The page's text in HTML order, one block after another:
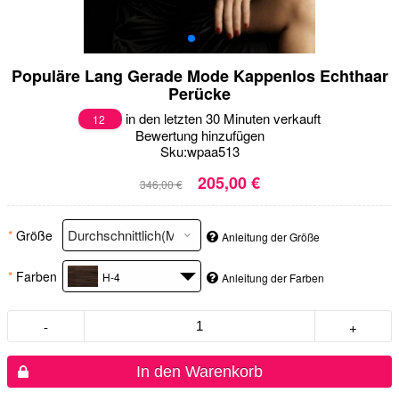
Populäre Lang Gerade Mode Kappenlos Echthaar
Perücke
12
in den letzten 30 Minuten verkauft
Bewertung hinzufügen
Sku:wpaa513
346,00 € 205,00 €
* Größe Anleitung der Größe
* Farben H-4 Anleitung der Farben
- +
In den Warenkorb